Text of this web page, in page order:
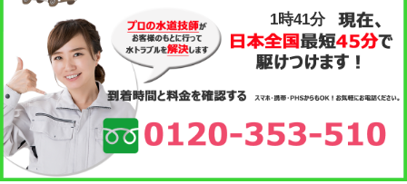
1時41分